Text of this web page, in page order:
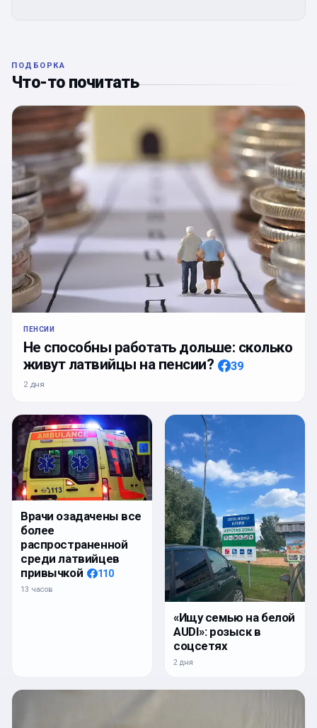
ПОДБОРКА
Что-то почитать
ПЕНСИИ
Не способны работать дольше: сколько
живут латвийцы на пенсии?
39
2 дня
Врачи озадачены все
более
распространенной
среди латвийцев
привычкой
110
13 часов
«Ищу семью на белой
AUDI»: розыск в
соцсетях
2 дня